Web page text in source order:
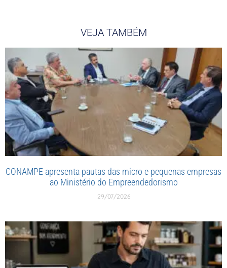
VEJA TAMBÉM
CONAMPE apresenta pautas das micro e pequenas empresas
ao Ministério do Empreendedorismo
29/07/2026